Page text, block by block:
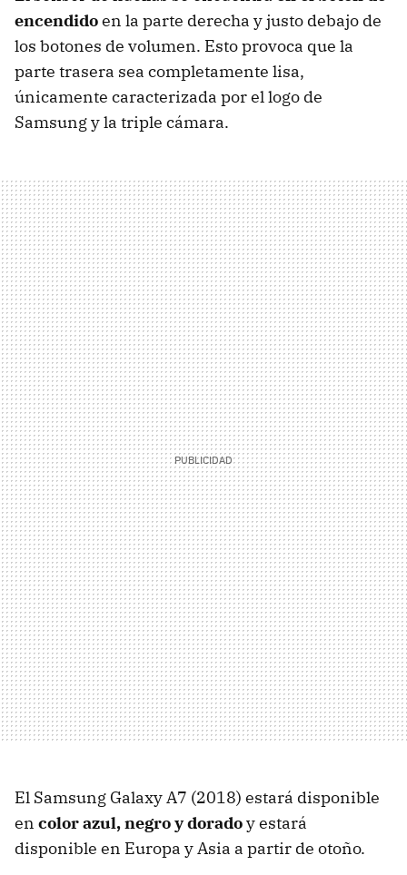
encendidoen la parte derecha y justo debajo de
los botones de volumen. Esto provoca que la
parte trasera sea completamente lisa,
únicamente caracterizada por el logo de
Samsung y la triple cámara.
El Samsung Galaxy A7 (2018) estará disponible
en color azul, negro y doradoy estará
disponible en Europa y Asia a partir de otoño.